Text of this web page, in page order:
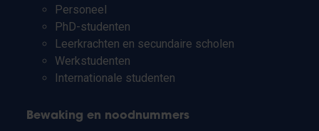
Personeel
PhD-studenten
Leerkrachten en secundaire scholen
Werkstudenten
Internationale studenten
Bewaking en noodnummers